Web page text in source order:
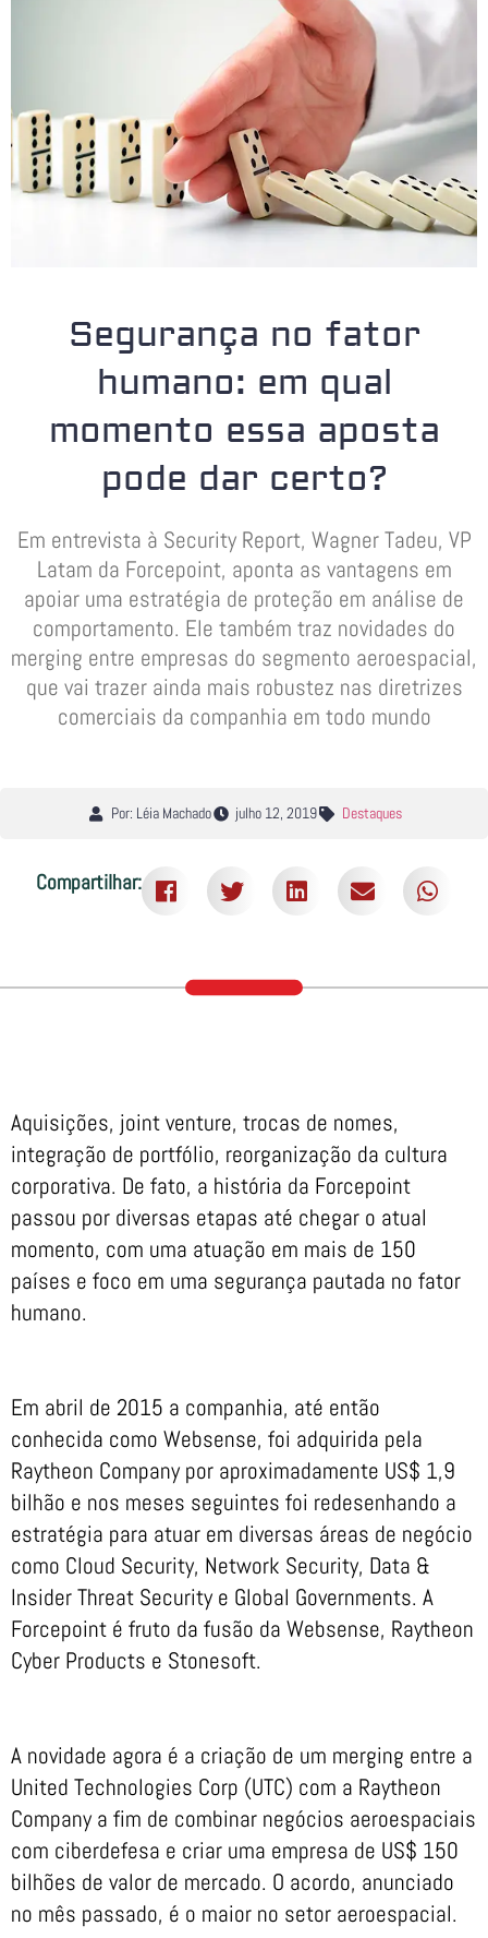
Segurança no fator
humano: em qual
momento essa aposta
pode dar certo?
Em entrevista à Security Report, Wagner Tadeu, VP
Latam da Forcepoint, aponta as vantagens em
apoiar uma estratégia de proteção em análise de
comportamento. Ele também traz novidades do
merging entre empresas do segmento aeroespacial,
que vai trazer ainda mais robustez nas diretrizes
comerciais da companhia em todo mundo
Por: Léia Machado julho 12, 2019 Destaques
Compartilhar:
Aquisições, joint venture, trocas de nomes,
integração de portfólio, reorganização da cultura
corporativa. De fato, a história da Forcepoint
passou por diversas etapas até chegar o atual
momento, com uma atuação em mais de 150
países e foco em uma segurança pautada no fator
humano.
Em abril de 2015 a companhia, até então
conhecida como Websense, foi adquirida pela
Raytheon Company por aproximadamente US$ 1,9
bilhão e nos meses seguintes foi redesenhando a
estratégia para atuar em diversas áreas de negócio
como Cloud Security, Network Security, Data &
Insider Threat Security e Global Governments. A
Forcepoint é fruto da fusão da Websense, Raytheon
Cyber Products e Stonesoft.
A novidade agora é a criação de um merging entre a
United Technologies Corp (UTC) com a Raytheon
Company a fim de combinar negócios aeroespaciais
com ciberdefesa e criar uma empresa de US$ 150
bilhões de valor de mercado. O acordo, anunciado
no mês passado, é o maior no setor aeroespacial.